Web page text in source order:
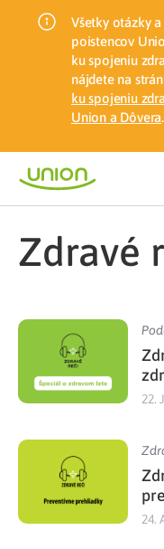
Všetky otázky
poistencov
ku spojeniu
nájdete na
ku spojeniu
Union a Dôvera.
zdravé
22.
24.